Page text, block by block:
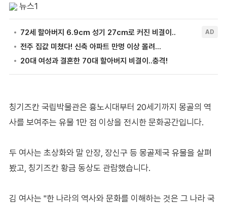
뉴스1
칭기즈칸 국립박물관은 흉노시대부터 20세기까지 몽골의 역
사를 보여주는 유물 1만 점 이상을 전시한 문화공간입니다.
두 여사는 초상화와 말 안장, 장신구 등 몽골제국 유물을 살펴
봤고, 칭기즈칸 황금 동상도 관람했습니다.
김 여사는 "한 나라의 역사와 문화를 이해하는 것은 그 나라 국